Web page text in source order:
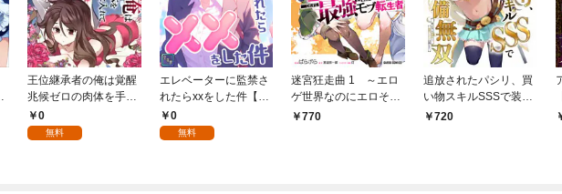
王位継承者の俺は覚醒
兆候ゼロの肉体を手に
入れて自由を謳歌す
る。1
0
無料
エレベーターに監禁さ
れたらxxをした件【全
年齢版】(1)
0
無料
迷宮狂走曲 1 ～エロ
ゲ世界なのにエロそっ
ちのけでひたすら最強
770
追放されたパシリ、買
い物スキルSSSで装備
無双 ～買ったモノを
720